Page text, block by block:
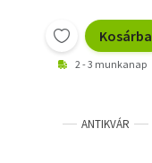
Kosárba
2 - 3 munkanap
ANTIKVÁR